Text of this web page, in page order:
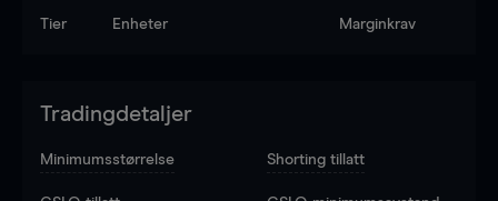
Tier Enheter Marginkrav
Tradingdetaljer
Minimumsstørrelse Shorting tillatt